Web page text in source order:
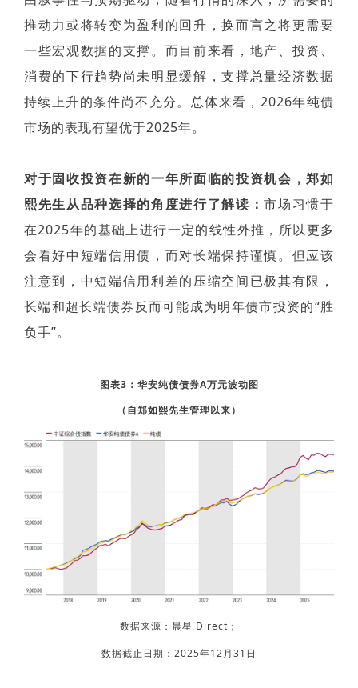
推动力或将转变为盈利的回升，换而言之将更需要
一些宏观数据的支撑。而目前来看，地产、投资、
消费的下行趋势尚未明显缓解，支撑总量经济数据
持续上升的条件尚不充分。总体来看，2026年纯债
市场的表现有望优于2025年。
对于固收投资在新的一年所面临的投资机会，郑如
熙先生从品种选择的角度进行了解读：市场习惯于
在2025年的基础上进行一定的线性外推，所以更多
会看好中短端信用债，而对长端保持谨慎。 但应该
注意到，中短端信用利差的压缩空间已极其有限，
长端和超长端债券反而可能成为明年债市投资的“胜
负手”。
图表3：华安纯债债券A万元波动图
（自郑如熙先生管理以来）
数据来源：晨星 Direct；
数据截止日期：2025年12月31日